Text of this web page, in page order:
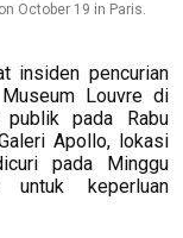
October 19 in Paris.
insiden pencurian
Louvre di
pada Rabu
Apollo, lokasi
pada Minggu
keperluan